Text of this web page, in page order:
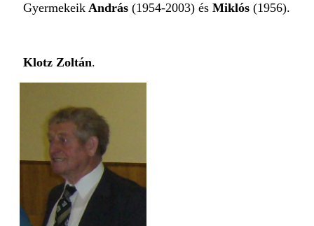
Gyermekeik András (1954-2003) és Miklós (1956).
Klotz Zoltán.